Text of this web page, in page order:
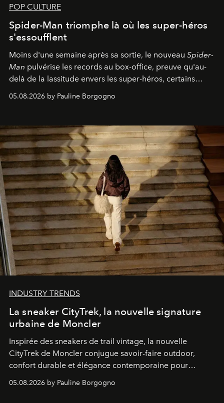
POP CULTURE
Spider-Man triomphe là où les super-héros
s'essoufflent
Moins d'une semaine après sa sortie, le nouveau Spider-
Man pulvérise les records au box-office, preuve qu'au-
delà de la lassitude envers les super-héros, certains
05.08.2026 by Pauline Borgogno
INDUSTRY TRENDS
La sneaker CityTrek, la nouvelle signature
urbaine de Moncler
Inspirée des sneakers de trail vintage, la nouvelle
CityTrek de Moncler conjugue savoir-faire outdoor,
confort durable et élégance contemporaine pour
05.08.2026 by Pauline Borgogno